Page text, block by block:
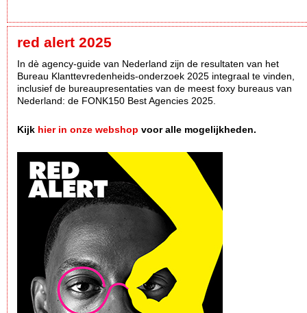
red alert 2025
In dè agency-guide van Nederland zijn de resultaten van het
Bureau Klanttevredenheids-onderzoek 2025 integraal te vinden,
inclusief de bureaupresentaties van de meest foxy bureaus van
Nederland: de FONK150 Best Agencies 2025.
Kijk hier in onze webshop voor alle mogelijkheden.